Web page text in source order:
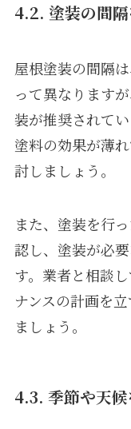
4.2. 塗装の間
屋根塗装の間隔
って異なります
装が推奨されて
塗料の効果が薄
討しましょう。
また、塗装を行
認し、塗装が必
す。業者と相談
ナンスの計画を
ましょう。
4.3. 季節や天